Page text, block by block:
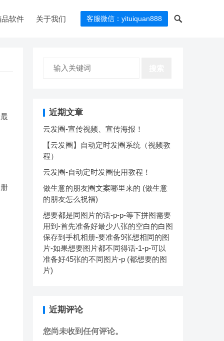
品软件 关于我们 客服微信：yituiquan888
近期文章
云发圈-宣传视频、宣传海报！
【云发圈】自动定时发圈系统（视频教
程）
云发圈-自动定时发圈使用教程！
做生意的朋友圈文案哪里来的 (做生意
的朋友怎么祝福)
想要都是同图片的话-p-p-等下拼图需要
用到-首先准备好最少八张的空白的白图
保存到手机相册-要准备9张想相同的图
片-如果想要图片都不同得话-1-p-可以
准备好45张的不同图片-p (都想要的图
片)
近期评论
您尚未收到任何评论。